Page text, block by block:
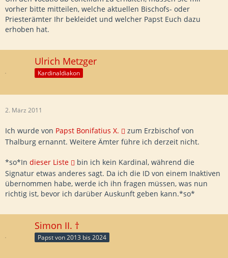
vorher bitte mitteilen, welche aktuellen Bischofs- oder
Priesterämter Ihr bekleidet und welcher Papst Euch dazu
erhoben hat.
Ulrich Metzger
Kardinaldiakon
2. März 2011
Ich wurde von Papst Bonifatius X.
zum Erzbischof von
Thalburg ernannt. Weitere Ämter führe ich derzeit nicht.
*so*In dieser Liste
bin ich kein Kardinal, während die
Signatur etwas anderes sagt. Da ich die ID von einem Inaktiven
übernommen habe, werde ich ihn fragen müssen, was nun
richtig ist, bevor ich darüber Auskunft geben kann.*so*
Simon II. †
Papst von 2013 bis 2024